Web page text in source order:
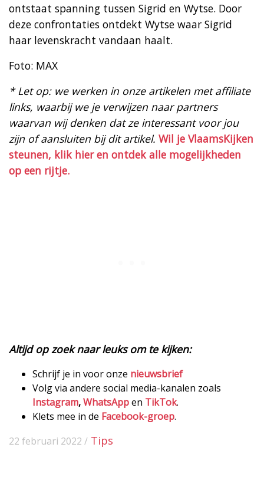
ontstaat spanning tussen Sigrid en Wytse. Door
deze confrontaties ontdekt Wytse waar Sigrid
haar levenskracht vandaan haalt.
Foto: MAX
* Let op: we werken in onze artikelen met affiliate
links, waarbij we je verwijzen naar partners
waarvan wij denken dat ze interessant voor jou
zijn of aansluiten bij dit artikel. Wil je VlaamsKijken
steunen, klik hier en ontdek alle mogelijkheden
op een rijtje.
Altijd op zoek naar leuks om te kijken:
Schrijf je in voor onze nieuwsbrief
Volg via andere social media-kanalen zoals
Instagram,WhatsAppen TikTok.
Klets mee in de Facebook-groep.
22 februari 2022 / Tips